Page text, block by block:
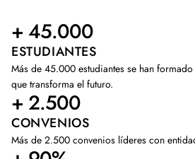
+ 45.000
ESTUDIANTES
Más de 45.000 estudiantes se han
que transforma el futuro.
+ 2.500
CONVENIOS
Más de 2.500 convenios líderes con